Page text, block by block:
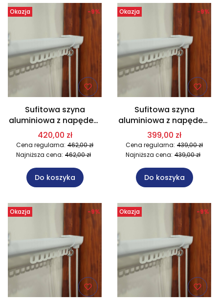
Okazja
Sufitowa szyna
aluminiowa z napędem
sznurkowym na wymiar
dł. 351-400 cm
420,00 zł
Cena regularna: 462,00 zł
-9%
Najniższa cena: 462,00 zł
Do koszyka
Okazja
Sufitowa szyna
aluminiowa z napędem
sznurkowym na wymiar
dł. 301-350 cm
399,00 zł
Cena regularna: 439,00 zł
-9%
Najniższa cena: 439,00 zł
Do koszyka
Okazja -9% Okazja -9%